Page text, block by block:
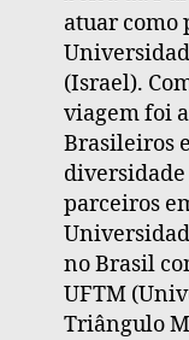
atuar como
(Israel).
viagem foi
Brasileiros
diversidade
parceiros
no Brasil
UFTM
Triângulo